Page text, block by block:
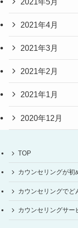
2021年4月
2021年3月
2021年2月
2021年1月
2020年12月
TOP
カウンセリングが初
カウンセリングでど
カウンセリングサー